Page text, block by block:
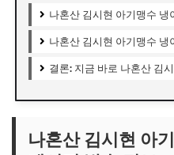
나혼산 김시현 아기맹수 냉
나혼산 김시현 아기맹수
결론: 지금 바로 나혼산 김
나혼산 김시현 아